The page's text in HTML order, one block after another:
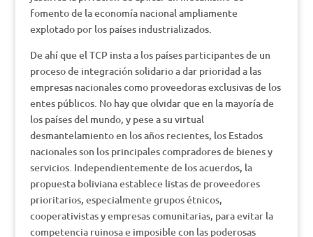
fomento de la economía nacional ampliamente
explotado por los países industrializados.
De ahí que el TCP insta a los países participantes de un
proceso de integración solidario a dar prioridad a las
empresas nacionales como proveedoras exclusivas de los
entes públicos. No hay que olvidar que en la mayoría de
los países del mundo, y pese a su virtual
desmantelamiento en los años recientes, los Estados
nacionales son los principales compradores de bienes y
servicios. Independientemente de los acuerdos, la
propuesta boliviana establece listas de proveedores
prioritarios, especialmente grupos étnicos,
cooperativistas y empresas comunitarias, para evitar la
competencia ruinosa e imposible con las poderosas